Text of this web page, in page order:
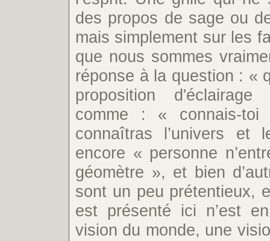
des propos de sage ou
mais simplement sur les
que nous sommes
réponse à la question : «
proposition
comme : « connais-
connaîtras l’univers et
encore « personne
géomètre », et bien
sont un peu prétentieux,
est présenté ici n’est
vision du monde, une